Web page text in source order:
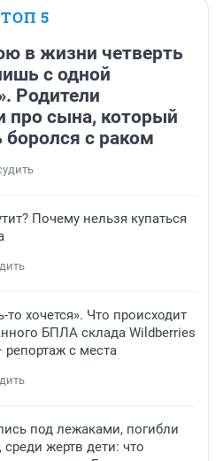
ТОП 5
в жизни четверть
с одной
Родители
про сына, который
с раком
Почему нельзя купаться
то хочется». Что происходит
БПЛА склада Wildberries
репортаж с места
под лежаками, погибли
жертв дети: что